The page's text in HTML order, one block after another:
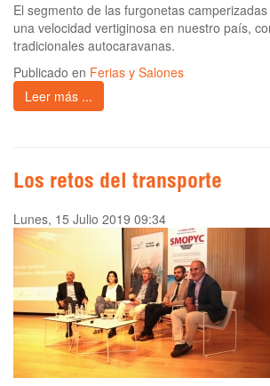
El segmento de las furgonetas
una velocidad vertiginosa en nuestro país,
tradicionales autocaravanas.
Publicado en Ferias y Salones
Leer más ...
Los retos del transporte
Lunes, 15 Julio 2019 09:34